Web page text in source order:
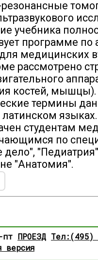
резонансные
учебника
программе по
медицинских
рассмотрено
костей, мышцы).
термины
латинском
студентам
по
дело",
"Анатомия".
ПРОЕЗД Тел:(495)
версия